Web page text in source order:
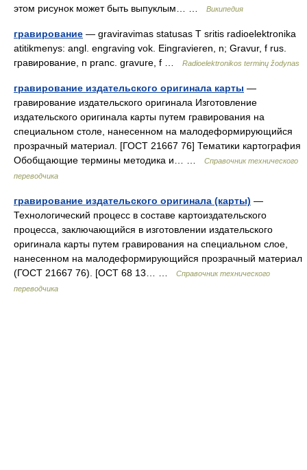
этом рисунок может быть выпуклым… …
Википедия
гравирование — graviravimas statusas T sritis radioelektronika
atitikmenys: angl. engraving vok. Eingravieren, n; Gravur, f rus.
гравирование, n pranc. gravure, f …
Radioelektronikos terminų žodynas
гравирование издательского оригинала карты —
гравирование издательского оригинала Изготовление
издательского оригинала карты путем гравирования на
специальном столе, нанесенном на малодеформирующийся
прозрачный материал. [ГОСТ 21667 76] Тематики картография
Обобщающие термины методика и… …
Справочник технического
переводчика
гравирование издательского оригинала (карты) —
Технологический процесс в составе картоиздательского
процесса, заключающийся в изготовлении издательского
оригинала карты путем гравирования на специальном слое,
нанесенном на малодеформирующийся прозрачный материал
(ГОСТ 21667 76). [ОСТ 68 13… …
Справочник технического
переводчика